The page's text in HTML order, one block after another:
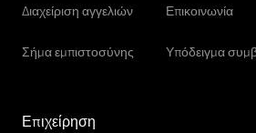
Διαχείριση αγγελιών
Σήμα εμπιστοσύνης
Επικοινωνία
Υπόδειγμα
Επιχείρηση